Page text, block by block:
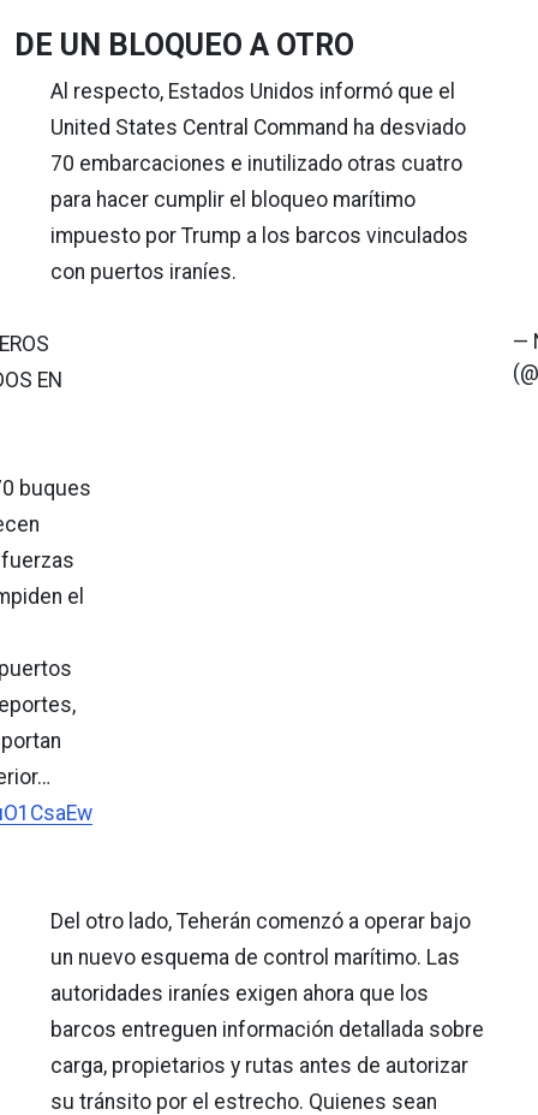
DE UN BLOQUEO A OTRO
Al respecto, Estados Unidos informó que el
United States Central Command ha desviado
70 embarcaciones e inutilizado otras cuatro
para hacer cumplir el bloqueo marítimo
impuesto por Trump a los barcos vinculados
con puertos iraníes.
EN
buques
el
—
Del otro lado, Teherán comenzó a operar bajo
un nuevo esquema de control marítimo. Las
autoridades iraníes exigen ahora que los
barcos entreguen información detallada sobre
carga, propietarios y rutas antes de autorizar
su tránsito por el estrecho. Quienes sean